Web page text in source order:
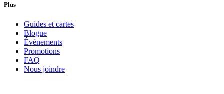
Plus
Guides et cartes
Blogue
Événements
Promotions
FAQ
Nous joindre